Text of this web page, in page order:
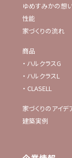
ゆめすみかの想
性能
家づくりの流れ
商品
・ ハルクラスG
・ ハルクラスL
・ CLASELL
家づくりのアイデ
建築実例